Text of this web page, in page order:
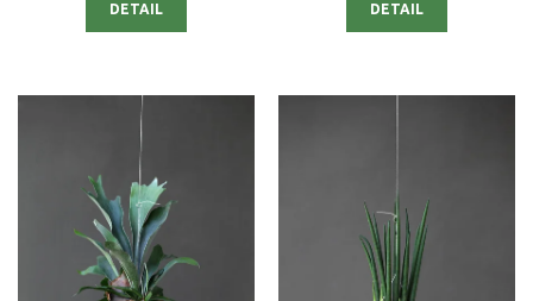
DETAIL DETAIL